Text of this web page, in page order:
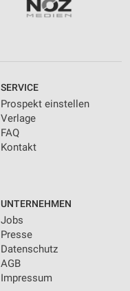
SERVICE
Prospekt einstellen
Verlage
FAQ
Kontakt
UNTERNEHMEN
Jobs
Presse
Datenschutz
AGB
Impressum